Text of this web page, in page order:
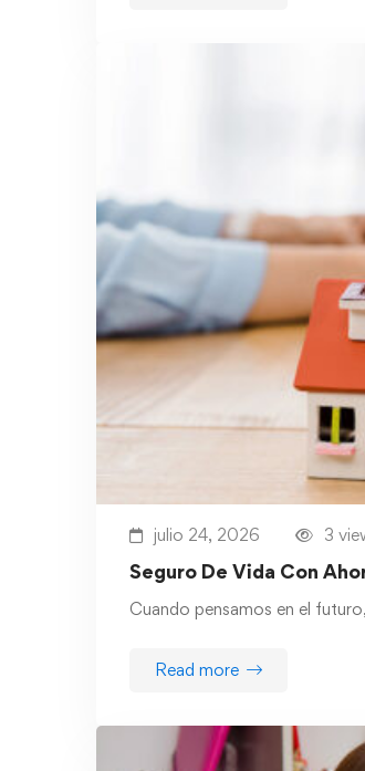
julio 24, 2026 3
Seguro De Vida Con
Cuando pensamos en el
Read more